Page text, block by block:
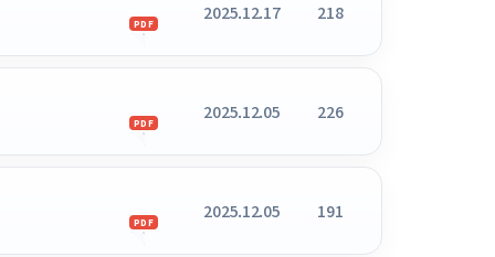
PDF
2025.12.17 218
PDF
2025.12.05 226
PDF
2025.12.05 191